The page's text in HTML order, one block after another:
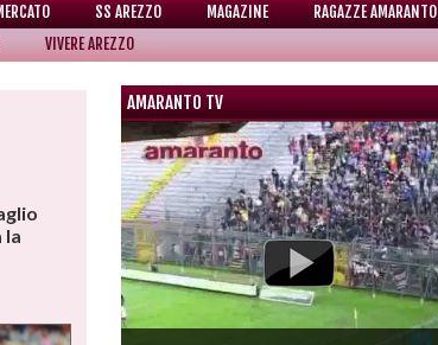
SS AREZZO MAGAZINE
RAGAZZE AMARANTO
VIVERE AREZZO
la
AMARANTO TV